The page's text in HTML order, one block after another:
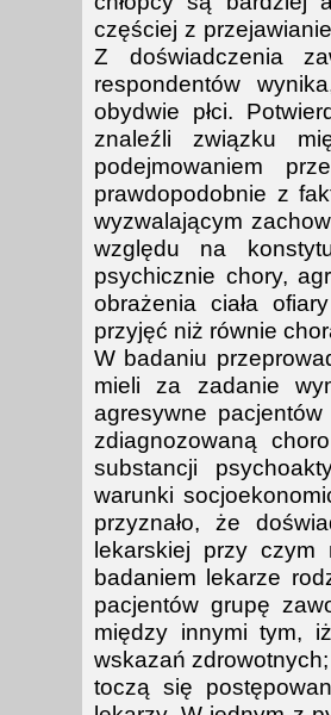
częściej z
Z doświadczenia
respondentów
obydwie płci.
znaleźli związku
podejmowaniem
prawdopodobnie z
wyzwalającym
względu na
psychicznie chory,
obrażenia ciała
przyjęć niż równie
W badaniu
mieli za zadanie
agresywne
zdiagnozowaną
substancji
warunki
przyznało, że
lekarskiej przy czym
badaniem lekarze
pacjentów grupę
między innymi tym,
wskazań
toczą się